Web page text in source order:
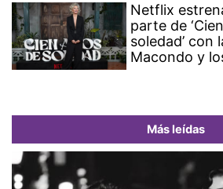
Netflix
parte de
soledad’ con
Macondo y
Más leídas